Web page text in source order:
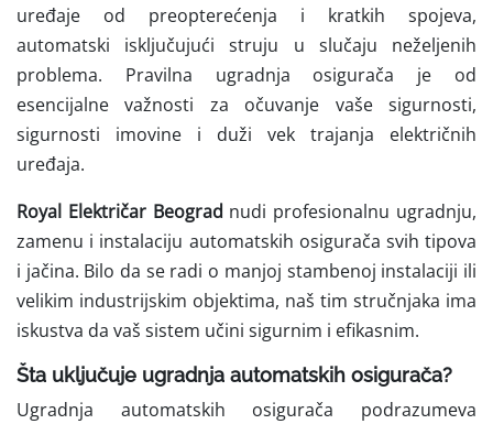
uređaje od preopterećenja i kratkih spojeva,
automatski isključujući struju u slučaju neželjenih
problema. Pravilna ugradnja osigurača je od
esencijalne važnosti za očuvanje vaše sigurnosti,
sigurnosti imovine i duži vek trajanja električnih
uređaja.
Royal Električar Beograd nudi profesionalnu ugradnju,
zamenu i instalaciju automatskih osigurača svih tipova
i jačina. Bilo da se radi o manjoj stambenoj instalaciji ili
velikim industrijskim objektima, naš tim stručnjaka ima
iskustva da vaš sistem učini sigurnim i efikasnim.
Šta uključuje ugradnja automatskih osigurača?
Ugradnja automatskih osigurača podrazumeva